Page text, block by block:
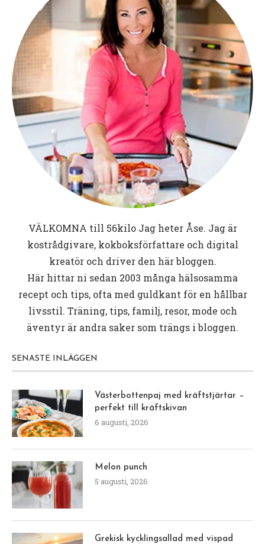
VÄLKOMNA till 56kiloJag heter Åse. Jag är
kostrådgivare, kokboksförfattare och digital
kreatör och driver den här bloggen.
Här hittar ni sedan 2003 många hälsosamma
recept och tips, ofta med guldkant för en hållbar
livsstil. Träning, tips, familj, resor, mode och
äventyr är andra saker som trängs i bloggen.
SENASTE INLÄGGEN
Västerbottenpaj med kräftstjärtar –
perfekt till kräftskivan
6 augusti, 2026
Melon punch
5 augusti, 2026
Grekisk kycklingsallad med vispad